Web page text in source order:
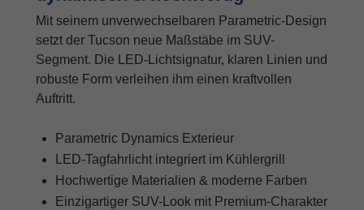
Mit seinem unverwechselbaren Parametric-Design
setzt der Tucson neue Maßstäbe im SUV-
Segment. Die LED-Lichtsignatur, klaren Linien und
robuste Form verleihen ihm einen kraftvollen
Auftritt.
Parametric Dynamics Exterieur
LED-Tagfahrlicht integriert im Kühlergrill
Hochwertige Materialien & moderne Farben
Einzigartiger SUV-Look mit Premium-Charakter